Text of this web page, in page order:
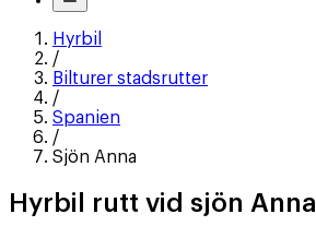
Hyrbil
/
Bilturer stadsrutter
/
Spanien
/
Sjön Anna
Hyrbil rutt vid sjön Anna